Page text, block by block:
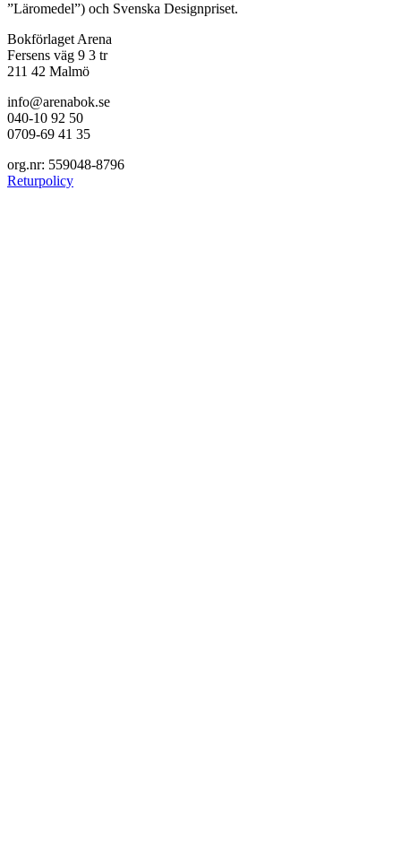
”Läromedel”) och Svenska Designpriset.
Bokförlaget Arena
Fersens väg 9 3 tr
211 42 Malmö
info@arenabok.se
040-10 92 50
0709-69 41 35
org.nr: 559048-8796
Returpolicy